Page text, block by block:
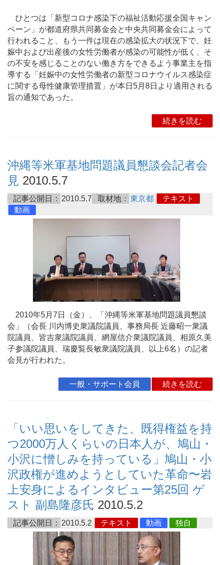
ひとつは「新型コロナ感染下の福祉活動応援全国キャン
ペーン」が都道府県共同募金会と中央共同募金会によって
行われること、もう一件は現在の感染拡大の状況下で、妊
娠中および出産後の女性労働者が感染の可能性が低く、そ
の不安を感じることのない働き方をできるよう事業主を指
導する「妊娠中の女性労働者の新型コロナウイルス感染症
に関する母性健康管理措置」が本日5月8日より適用される
旨の通知であった。
続きを読む
沖縄等米軍基地問題議員懇談会記者会
見 2010.5.7
記事公開日： 2010.5.7 取材地： 東京都
テキスト
動画
2010年5月7日（金）、「沖縄等米軍基地問題議員懇談
会」（会長 川内博史衆議院議員、事務局長 近藤昭一衆議
院議員、皆吉衆議院議員、網屋信介衆議院議員、相原久美
子参議院議員、瑞慶覧長敏衆議院議員、以上6名）の記者
会見が行われた。
一般・サポート会員 続きを読む
「いい思いをしてきた、既得権益を持
つ2000万人くらいの日本人が、鳩山・
小沢に憎しみを持っている」鳩山・小
沢政権が進めようとしていた革命〜岩
上安身によるインタビュー第25回 ゲ
スト 副島隆彦氏 2010.5.2
記事公開日： 2010.5.2 テキスト 動画 独自